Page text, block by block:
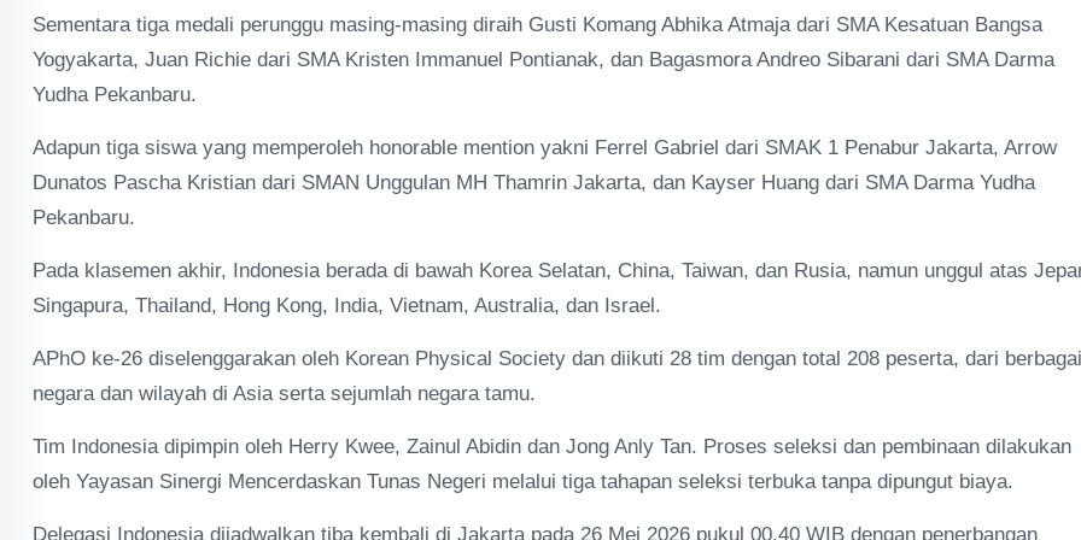
Sementara tiga medali perunggu masing-masing diraih Gusti Komang Abhika Atmaja dari SMA Kesatuan Bangsa
Yogyakarta, Juan Richie dari SMA Kristen Immanuel Pontianak, dan Bagasmora Andreo Sibarani dari SMA Darma
Yudha Pekanbaru.
Adapun tiga siswa yang memperoleh honorable mention yakni Ferrel Gabriel dari SMAK 1 Penabur Jakarta, Arrow
Dunatos Pascha Kristian dari SMAN Unggulan MH Thamrin Jakarta, dan Kayser Huang dari SMA Darma Yudha
Pekanbaru.
Pada klasemen akhir, Indonesia berada di bawah Korea Selatan, China, Taiwan, dan Rusia, namun unggul atas
Singapura, Thailand, Hong Kong, India, Vietnam, Australia, dan Israel.
APhO ke-26 diselenggarakan oleh Korean Physical Society dan diikuti 28 tim dengan total 208 peserta, dari berbagai
negara dan wilayah di Asia serta sejumlah negara tamu.
Tim Indonesia dipimpin oleh Herry Kwee, Zainul Abidin dan Jong Anly Tan. Proses seleksi dan pembinaan dilakukan
oleh Yayasan Sinergi Mencerdaskan Tunas Negeri melalui tiga tahapan seleksi terbuka tanpa dipungut biaya.
Delegasi Indonesia dijadwalkan tiba kembali di Jakarta pada 26 Mei 2026 pukul 00.40 WIB dengan penerbangan